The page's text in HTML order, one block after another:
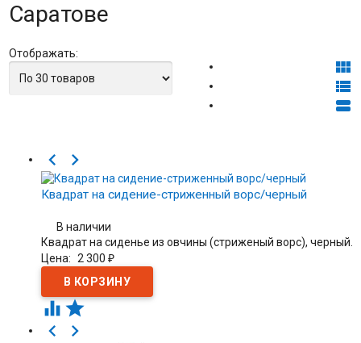
Саратове
Отображать:



 
Квадрат на сидение-стриженный ворс/черный
В наличии
Квадрат на сиденье из овчины (стриженый ворс), черный.
Цена: 2 300 ₽
 

